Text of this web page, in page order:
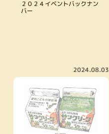
２０２４イベントバックナン
バー
2024.08.03